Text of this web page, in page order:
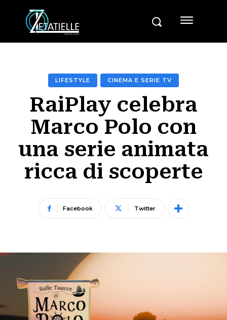
LIFESTYLE CINEMA E SERIE TV
RaiPlay celebra
Marco Polo con
una serie animata
ricca di scoperte
Facebook Twitter